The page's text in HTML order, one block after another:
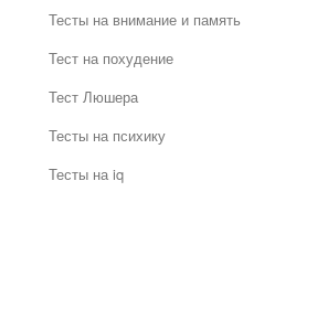
Тесты на внимание и память
Тест на похудение
Тест Люшера
Тесты на психику
Тесты на iq